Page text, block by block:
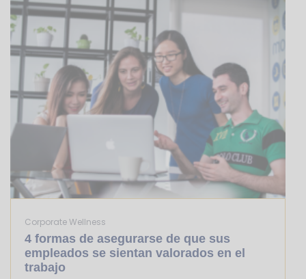
Corporate Wellness
4 formas de asegurarse de que sus
empleados se sientan valorados en el
trabajo